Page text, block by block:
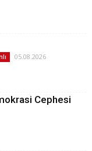
05.08.2026
Cephesi